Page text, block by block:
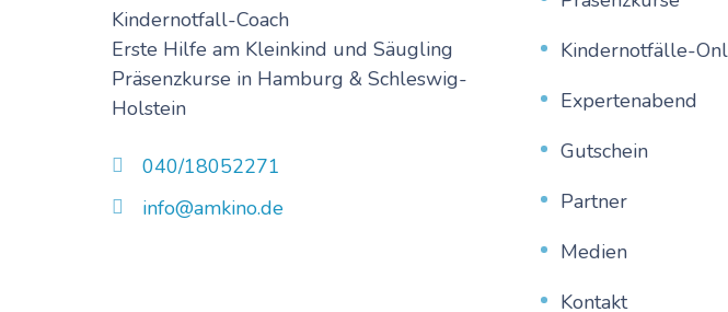
Kindernotfall-Coach
Erste Hilfe am Kleinkind und Säugling
Präsenzkurse in Hamburg & Schleswig-
Holstein
040/18052271
info@amkino.de
Kindernotfälle-
Expertenabend
Gutschein
Partner
Medien
Kontakt